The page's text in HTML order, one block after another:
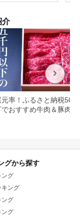
介
元率！ふるさと納税
でおすすめ牛肉＆豚肉ラ
グから探す
ング
キング
ング
ング